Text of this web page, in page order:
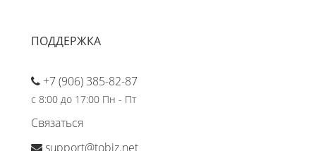
ПОДДЕРЖКА
+7 (906) 385-82-87
с 8:00 до 17:00 Пн - Пт
Связаться
support@tobiz.net